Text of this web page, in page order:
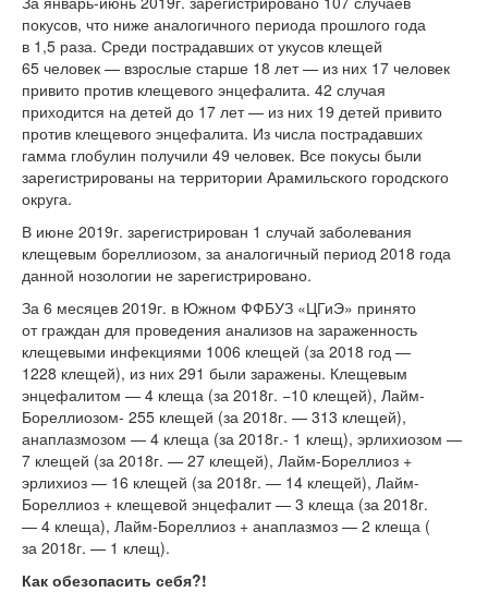
покусов, что ниже аналогичного периода прошлого года
в 1,5 раза. Среди пострадавших от укусов клещей
65 человек — взрослые старше 18 лет — из них 17 человек
привито против клещевого энцефалита. 42 случая
приходится на детей до 17 лет — из них 19 детей привито
против клещевого энцефалита. Из числа пострадавших
гамма глобулин получили 49 человек. Все покусы были
зарегистрированы на территории Арамильского городского
округа.
В июне 2019г. зарегистрирован 1 случай заболевания
клещевым бореллиозом, за аналогичный период 2018 года
данной нозологии не зарегистрировано.
За 6 месяцев 2019г. в Южном ФФБУЗ «ЦГиЭ» принято
от граждан для проведения анализов на зараженность
клещевыми инфекциями 1006 клещей (за 2018 год —
1228 клещей), из них 291 были заражены. Клещевым
энцефалитом — 4 клеща (за 2018г. −10 клещей), Лайм-
Бореллиозом- 255 клещей (за 2018г. — 313 клещей),
анаплазмозом — 4 клеща (за 2018г.- 1 клещ), эрлихиозом —
7 клещей (за 2018г. — 27 клещей), Лайм-Бореллиоз +
эрлихиоз — 16 клещей (за 2018г. — 14 клещей), Лайм-
Бореллиоз + клещевой энцефалит — 3 клеща (за 2018г.
— 4 клеща), Лайм-Бореллиоз + анаплазмоз — 2 клеща (
за 2018г. — 1 клещ).
Как обезопасить себя?!